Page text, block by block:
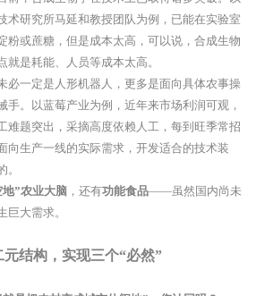
术研究所马延和教授团队为例，已能在实验室
粉或蔗糖，但是成本太高，可以说，合成生物
是耗能、人员等成本太高。
必一定是人形机器人，更多是面向具体农事操
手。以蓝莓产业为例，近年来市场利润可观，
难题突出，采摘高度依赖人工，每到旺季常招
向生产一线的实际需求，开发适合的技术装
地”农业大脑 ，还有功能食品——虽然国内尚未
巨大需求。
结构，实现三个“必然”